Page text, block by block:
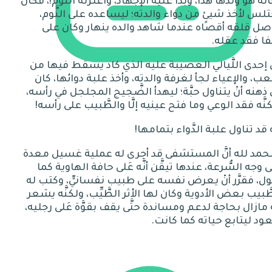
لأخذ شيئٍ من دواء والدته؛ ليساعده على النَّوم،
قلقه أقصاه عندما شاهد والده ينهار وكان على
فقد عقله.
إحدى اللَّيالي العصيبة عليه الذي كاد يسقط فيها من
والإعياء لجأ لغرفة والدته، وأخذ علبة دوائها، كان
ذهنه أنْ يتناول حبَّة؛ ليهدأ الضَّجيج المجلجل في رأسه،
فقد الوعي وما فتح عينيه إلَّا والطَّبيب على رأسه!
قد تناول علبة الدَّواء بتمامها!
لله أنَّ المستشفى قد أجرى له عملية غسيل معدة
وجه السُّرعة، عندها تيقَّن أنَّه عَلى حافة الهاوية كما
فقرَّر أنْ يعرض نفسه على طبيب نفسانيٍّ، وكتب له
بعض الأدوية وكان لها الأثر الطَّيِّب، ولكنَّه يشعر
مازال بحاجة لدعم ومساندة حتَّى يقف بقوَّة عَلى رجليه،
ليتابع حياته كما كانت.